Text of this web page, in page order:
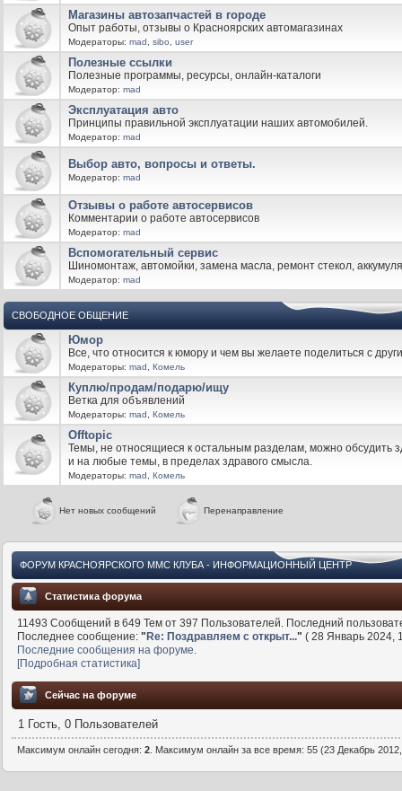
Магазины автозапчастей в городе
Опыт работы, отзывы о Красноярских автомагазинах
Модераторы:mad ,sibo ,user
Полезные ссылки
Полезные программы, ресурсы, онлайн-каталоги
Модератор:mad
Эксплуатация авто
Принципы правильной эксплуатации наших автомобилей.
Модератор:mad
Выбор авто, вопросы и ответы.
Модератор:mad
Отзывы о работе автосервисов
Комментарии о работе автосервисов
Модератор:mad
Вспомогательный сервис
Шиномонтаж, автомойки, замена масла, ремонт стекол,
Модератор:mad
СВОБОДНОЕ ОБЩЕНИЕ
Юмор
Все, что относится к юмору и чем вы желаете поделиться с
Модераторы:mad ,Комель
Куплю/продам/подарю/ищу
Ветка для объявлений
Модераторы:mad ,Комель
Offtopic
Темы, не относящиеся к остальным разделам, можно обсудить
и на любые темы, в пределах здравого смысла.
Модераторы:mad ,Комель
Нет новых сообщений Перенаправление
ФОРУМ КРАСНОЯРСКОГО MMC КЛУБА - ИНФОРМАЦИОННЫЙ ЦЕНТР
Статистика форума
11493 Сообщений в 649 Тем от 397 Пользователей. Последний
Последнее сообщение: "Re: Поздравляем с открыт..." ( 28 Январь 2024,
Последние сообщения на форуме.
[Подробная статистика]
Сейчас на форуме
1 Гость, 0 Пользователей
Максимум онлайн сегодня: 2. Максимум онлайн за все время: 55 (23 Декабрь